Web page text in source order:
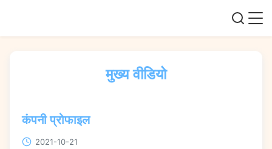
मुख्य वीडियो
कंपनी प्रोफाइल
2021-10-21